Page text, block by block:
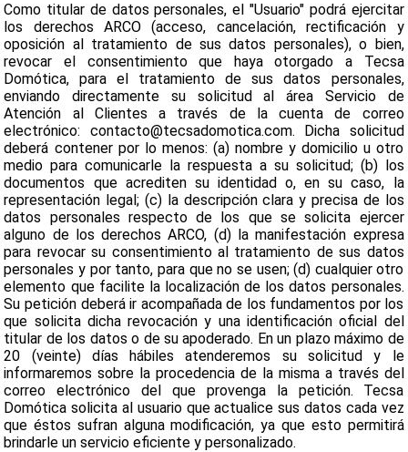
Como titular de datos personales, el "Usuario" podrá ejercitar
los derechos ARCO (acceso, cancelación, rectificación y
oposición al tratamiento de sus datos personales), o bien,
revocar el consentimiento que haya otorgado a Tecsa
Domótica, para el tratamiento de sus datos personales,
enviando directamente su solicitud al área Servicio de
Atención al Clientes a través de la cuenta de correo
electrónico: contacto@tecsadomotica.com. Dicha solicitud
deberá contener por lo menos: (a) nombre y domicilio u otro
medio para comunicarle la respuesta a su solicitud; (b) los
documentos que acrediten su identidad o, en su caso, la
representación legal; (c) la descripción clara y precisa de los
datos personales respecto de los que se solicita ejercer
alguno de los derechos ARCO, (d) la manifestación expresa
para revocar su consentimiento al tratamiento de sus datos
personales y por tanto, para que no se usen; (d) cualquier otro
elemento que facilite la localización de los datos personales.
Su petición deberá ir acompañada de los fundamentos por los
que solicita dicha revocación y una identificación oficial del
titular de los datos o de su apoderado. En un plazo máximo de
20 (veinte) días hábiles atenderemos su solicitud y le
informaremos sobre la procedencia de la misma a través del
correo electrónico del que provenga la petición. Tecsa
Domótica solicita al usuario que actualice sus datos cada vez
que éstos sufran alguna modificación, ya que esto permitirá
brindarle un servicio eficiente y personalizado.